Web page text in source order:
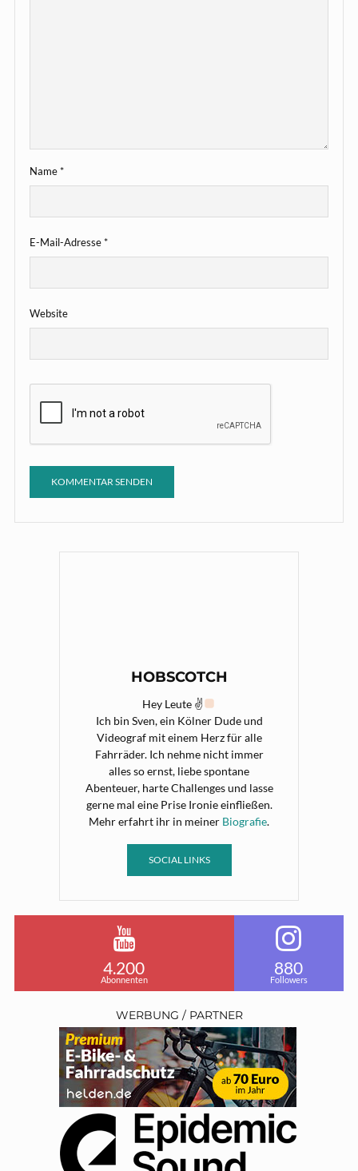
Name*
E-Mail-Adresse*
Website
HOBSCOTCH
Hey Leute ✌
Ich bin Sven, ein Kölner Dude und
Videograf mit einem Herz für alle
Fahrräder. Ich nehme nicht immer
alles so ernst, liebe spontane
Abenteuer, harte Challenges und lasse
gerne mal eine Prise Ironie einfließen.
Mehr erfahrt ihr in meiner Biografie.
SOCIAL LINKS
4.200
Abonnenten
880
Followers
WERBUNG / PARTNER